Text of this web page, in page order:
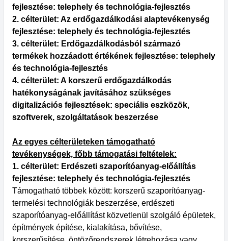
fejlesztése: telephely és technológia-fejlesztés
2. célterület: Az erdőgazdálkodási alaptevékenység
fejlesztése: telephely és technológia-fejlesztés
3. célterület: Erdőgazdálkodásból származó
termékek hozzáadott értékének fejlesztése: telephely
és technológia-fejlesztés
4. célterület: A korszerű erdőgazdálkodás
hatékonyságának javításához szükséges
digitalizációs fejlesztések: speciális eszközök,
szoftverek, szolgáltatások beszerzése
Az egyes célterületeken támogatható
tevékenységek, főbb támogatási feltételek:
1. célterület: Erdészeti szaporítóanyag-előállítás
fejlesztése: telephely és technológia-fejlesztés
Támogatható többek között: korszerű szaporítóanyag-
termelési technológiák beszerzése, erdészeti
szaporítóanyag-előállítást közvetlenül szolgáló épületek,
építmények építése, kialakítása, bővítése,